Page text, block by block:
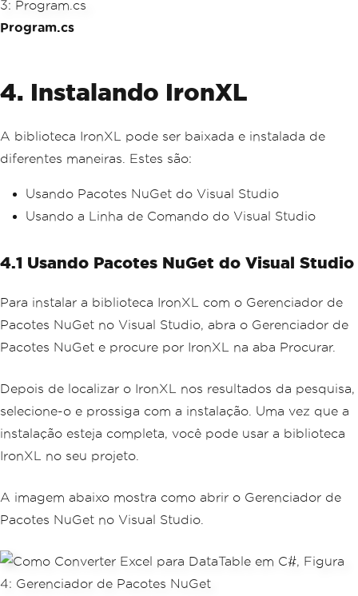
Program.cs
4. Instalando IronXL
A biblioteca IronXL pode ser baixada e instalada de
diferentes maneiras. Estes são:
Usando Pacotes NuGet do Visual Studio
Usando a Linha de Comando do Visual Studio
4.1 Usando Pacotes NuGet do Visual Studio
Para instalar a biblioteca IronXL com o Gerenciador de
Pacotes NuGet no Visual Studio, abra o Gerenciador de
Pacotes NuGet e procure por IronXL na aba Procurar.
Depois de localizar o IronXL nos resultados da pesquisa,
selecione-o e prossiga com a instalação. Uma vez que a
instalação esteja completa, você pode usar a biblioteca
IronXL no seu projeto.
A imagem abaixo mostra como abrir o Gerenciador de
Pacotes NuGet no Visual Studio.